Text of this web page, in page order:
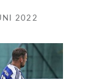
2022